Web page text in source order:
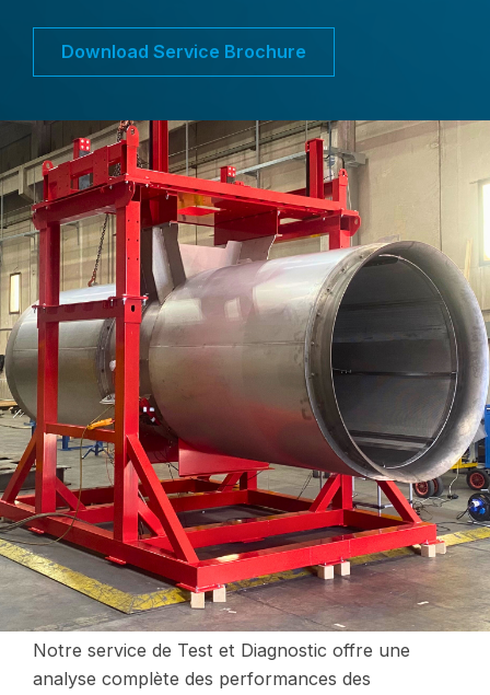
Download Service Brochure
Notre service de Test et Diagnostic offre une
analyse complète des performances des